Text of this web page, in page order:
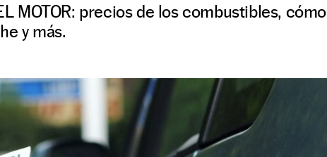
MOTOR: precios de los combustibles, cómo
y más.